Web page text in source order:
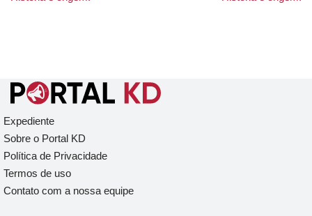
Expediente
Sobre o Portal KD
Política de Privacidade
Termos de uso
Contato com a nossa equipe